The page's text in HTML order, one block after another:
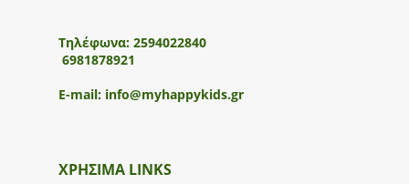
Τηλέφωνα: 2594022840
6981878921
E-mail: info@myhappykids.gr
ΧΡΗΣΙΜΑ LINKS